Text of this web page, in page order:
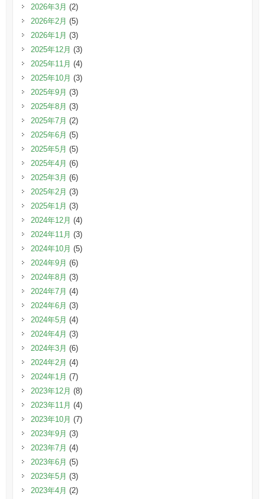
2026年3月 (2)
2026年2月 (5)
2026年1月 (3)
2025年12月 (3)
2025年11月 (4)
2025年10月 (3)
2025年9月 (3)
2025年8月 (3)
2025年7月 (2)
2025年6月 (5)
2025年5月 (5)
2025年4月 (6)
2025年3月 (6)
2025年2月 (3)
2025年1月 (3)
2024年12月 (4)
2024年11月 (3)
2024年10月 (5)
2024年9月 (6)
2024年8月 (3)
2024年7月 (4)
2024年6月 (3)
2024年5月 (4)
2024年4月 (3)
2024年3月 (6)
2024年2月 (4)
2024年1月 (7)
2023年12月 (8)
2023年11月 (4)
2023年10月 (7)
2023年9月 (3)
2023年7月 (4)
2023年6月 (5)
2023年5月 (3)
2023年4月 (2)